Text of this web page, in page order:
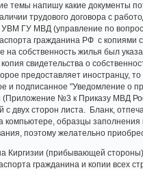
темы напишу какие документы
трудового договора с
ГУ МВД (управление по
гражданина РФ с копиями
на собственность жилья был
копия свидетельства о
предоставляет иностранцу,
и подписанное "Уведомление о
№3 к Приказу МВД
с двух сторон листа. Бланк,
компьютере, образцы
поэтому желательно
Киргизии (прибывающей
гражданина и копии всех